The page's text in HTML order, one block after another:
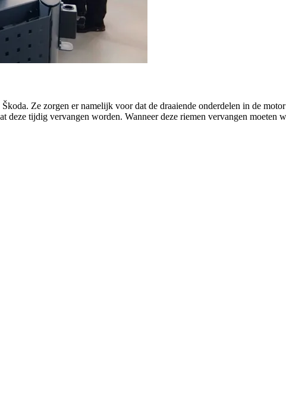
Ze zorgen er namelijk voor dat de draaiende onderdelen in de
deze tijdig vervangen worden. Wanneer deze riemen vervangen